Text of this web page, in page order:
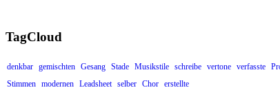
TagCloud
denkbar gemischten Gesang Stade Musikstile schreibe vertone verfasste
Stimmen modernen Leadsheet selber Chor erstellte